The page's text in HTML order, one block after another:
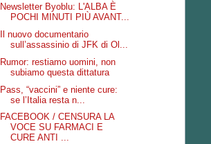
Newsletter Byoblu: L'ALBA È
POCHI MINUTI PIÙ AVANT...
Il nuovo documentario
sull’assassinio di JFK di Ol...
Rumor: restiamo uomini, non
subiamo questa dittatura
Pass, “vaccini” e niente cure:
se l’Italia resta n...
FACEBOOK / CENSURA LA
VOCE SU FARMACI E
CURE ANTI ...